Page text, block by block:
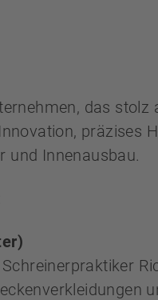
das
präzises
und Innenausbau.